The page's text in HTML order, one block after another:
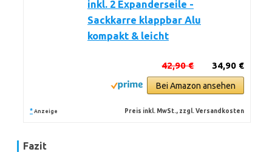
inkl. 2 Expanderseile -
Sackkarre klappbar Alu
kompakt & leicht
34,90 €
42,90 €
Bei Amazon ansehen
* Anzeige Preis inkl. MwSt., zzgl. Versandkosten
Fazit